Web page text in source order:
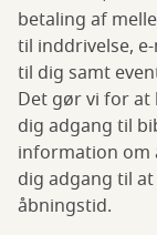
betaling af
til inddrivelse,
til dig samt
Det gør vi for at
dig adgang til
information om
dig adgang til
åbningstid.